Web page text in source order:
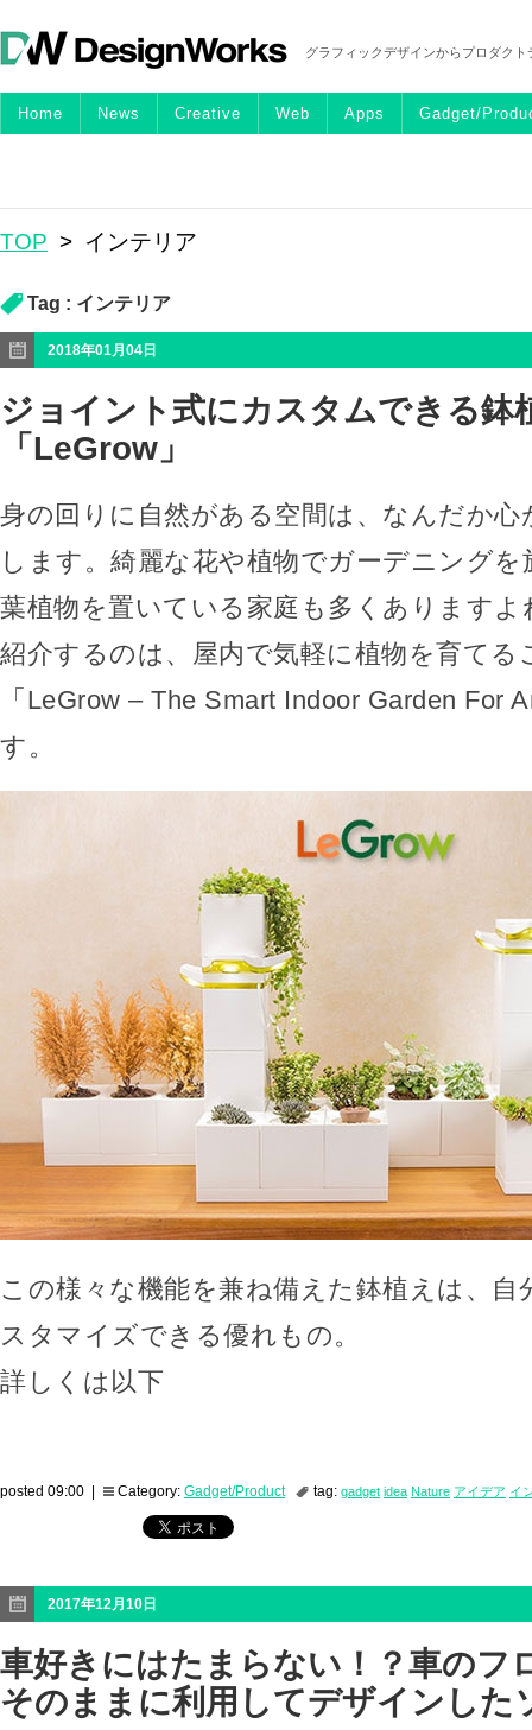
グラフィックデザインからプロダク
Home News Creative Web Apps Gadget/
TOP > インテリア
Tag : インテリア
2018年01月04日
ジョイント式にカスタムできる鉢
「LeGrow」
身の回りに自然がある空間は、なんだか心
します。綺麗な花や植物でガーデニング
葉植物を置いている家庭も多くありますよ
紹介するのは、屋内で気軽に植物を育てる
「LeGrow – The Smart Indoor Garden For
す。
この様々な機能を兼ね備えた鉢植えは、自
スタマイズできる優れもの。
詳しくは以下
posted 09:00 | Category: Gadget/Product tag: gadget idea Nature アイデア イ
2017年12月10日
車好きにはたまらない！？車のフ
そのままに利用してデザインした